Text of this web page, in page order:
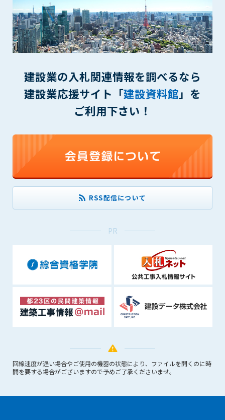
建設業の入札関連情報を調べるなら
建設業応援サイト「建設資料館」を
ご利用下さい！
RSS配信について
PR
回線速度が遅い場合やご使用の機器の状態により、ファイルを開くのに時
間を要する場合がございますので予めご了承くださいませ。
生じた一切の損害に対して、管理者は、何らの責任も負わな
いものとします。
2. 会員は、自己の費用と責任において本サービスを利用するも
のとし、会員による本サービスの利用に関連し、第三者から
問合せ、クレーム、請求等がなされまたは訴訟が提起された
るものとし、管理者を一切免責するものとします。
3. 本サービスにおいて掲載されている広告等によって行われる
取引に起因する損害及び広告等が掲載されたこと自体に起因
する損害については一切責任を負いません。
停電や天災等の不可抗力、または保守・点検・加入者の利便性
向上のための設備工事等の為に本サービスの運用を停止するこ
とがあります。運用停止については事前に建設資料館WEB上で
通知申し上げますが、緊急時はその限りではありません。
第12条（変更の届出）
会員は、住所、電話番号、その他管理者への届出内容に変更が
あった場合には、速やかに所定の方法で変更の届出をするもの
も、管理者は一切その責任を負いません。
第13条（退会／広告掲載解除）
1. サポーター会員が本サービスへの広告掲載を解約する場合
は、契約期間終了月の10日までに書面・電話等で管理者宛に
通知・連絡するものとします。その場合、契約期間終了月の
2. 本サービスの最低利用期間はサービスを開始した日から6か
月間とします。
3. いかなる事由によっても、すでにお支払済の料金等の払い戻
第14条（契約の継続）
上記13条に規定する退会の意思表示がなき場合、次期契約を自
第15条（準拠法・管轄裁判所）